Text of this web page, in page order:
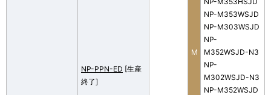
NP-PPN-ED [生産
終了]
M
NP-M353WSJD
NP-M303WSJD
NP-
M352WSJD-N3
NP-
M302WSJD-N3
NP-M352WSJD